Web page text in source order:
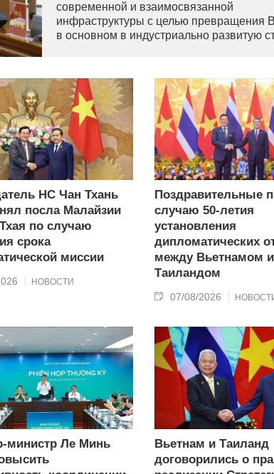
современной и взаимосвязанной
инфраструктуры с целью превращения
в основном в индустриально развитую
НС Чан Тхань
посла Малайзии
по случаю
срока
миссии
НОВОСТИ
Поздравительные
случаю 50-летия
установления
дипломатических
между Вьетнамом и
Таиландом
07/08/2026
министр Ле Минь
Вьетнам и Таиланд
договорились о